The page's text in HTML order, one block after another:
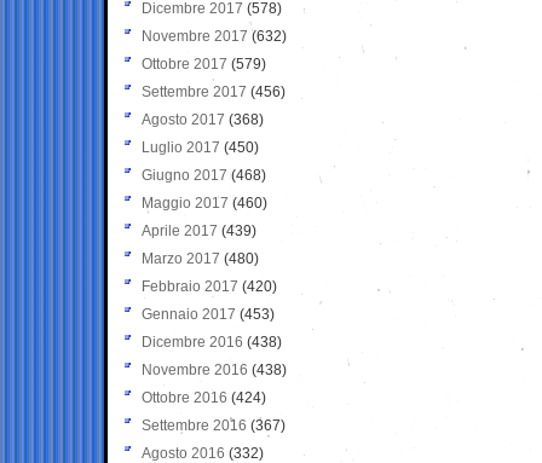
Dicembre 2017 (578)
Novembre 2017 (632)
Ottobre 2017 (579)
Settembre 2017 (456)
Agosto 2017 (368)
Luglio 2017 (450)
Giugno 2017 (468)
Maggio 2017 (460)
Aprile 2017 (439)
Marzo 2017 (480)
Febbraio 2017 (420)
Gennaio 2017 (453)
Dicembre 2016 (438)
Novembre 2016 (438)
Ottobre 2016 (424)
Settembre 2016 (367)
Agosto 2016 (332)